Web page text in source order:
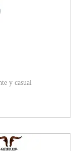
y casual